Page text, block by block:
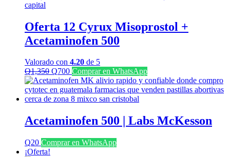
Oferta 12 Cyrux Misoprostol +
Acetaminofen 500
Valorado con 4.20 de 5
Q1,350 El
precio
original
era:
Q700El
precio
actual
es:
Comprar en WhatsApp
Acetaminofen 500 | Labs McKesson
Q20 Comprar en WhatsApp
¡Oferta!